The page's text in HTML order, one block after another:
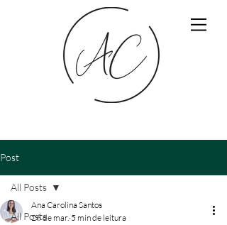
Post
All Posts
All Posts
Ana Carolina Santos
26 de mar. 5 min de leitura